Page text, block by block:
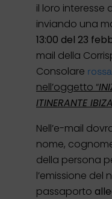
il loro interesse
inviando una
13:00 del 23
mail della
Consolare
nell’oggetto “
ITINERANTE IBIZA
Nell’e-mail
nome,
della persona
l’emissione del
passaporto